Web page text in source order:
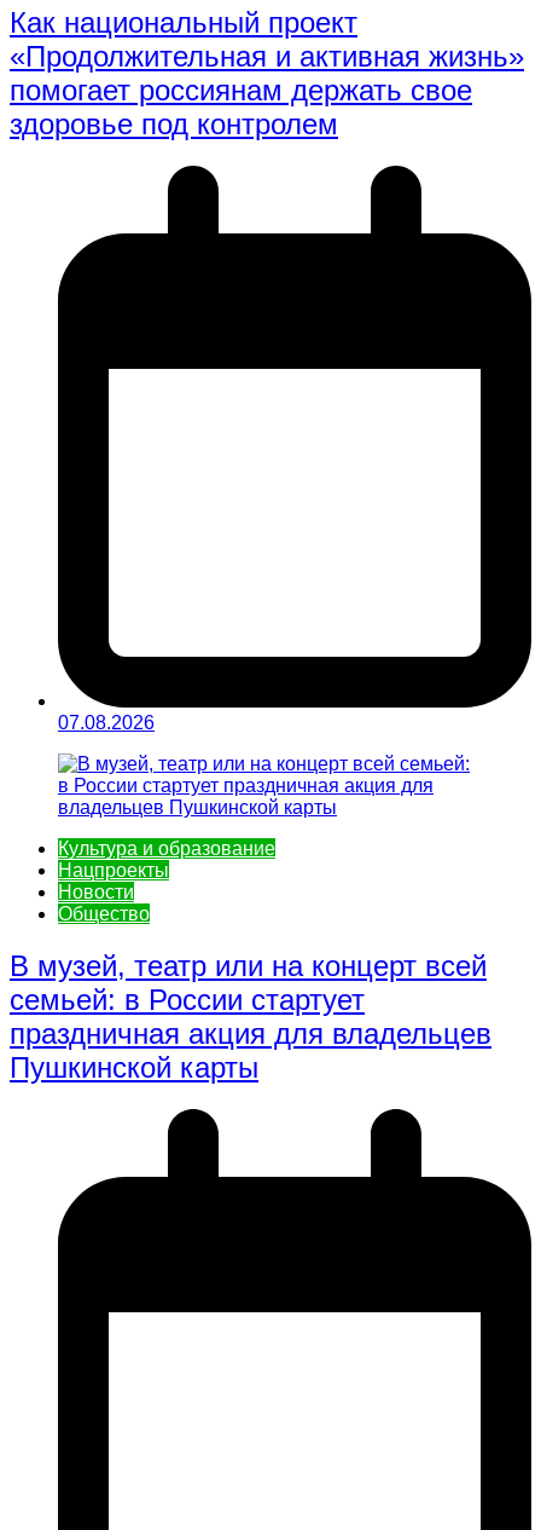
Как национальный проект
«Продолжительная и активная жизнь»
помогает россиянам держать свое
здоровье под контролем
07.08.2026
Культура и образование
Нацпроекты
Новости
Общество
В музей, театр или на концерт всей
семьей: в России стартует
праздничная акция для владельцев
Пушкинской карты